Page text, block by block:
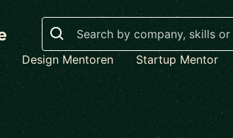
Search
Design Mentoren Startup Mentor